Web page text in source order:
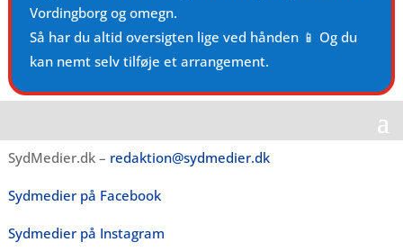
Vordingborg og omegn.
Så har du altid oversigten lige ved hånden 📱 Og du
kan nemt selv tilføje et arrangement.
SydMedier.dk – redaktion@sydmedier.dk
Sydmedier på Facebook
Sydmedier på Instagram